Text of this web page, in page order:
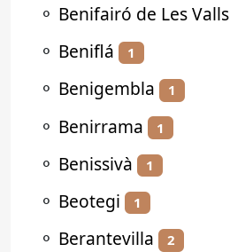
⚬ Benifairó de Les Valls
⚬ Beniflá 1
⚬ Benigembla 1
⚬ Benirrama 1
⚬ Benissivà 1
⚬ Beotegi 1
⚬ Berantevilla 2